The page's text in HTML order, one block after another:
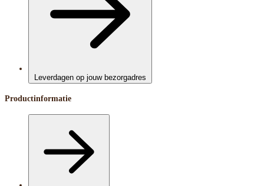
Leverdagen op jouw bezorgadres
Productinformatie